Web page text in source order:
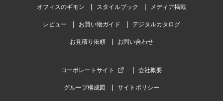
オフィスのギモン スタイルブック メディア掲載
レビュー お買い物ガイド デジタルカタログ
お見積り依頼 お問い合わせ
コーポレートサイト 会社概要
グループ構成図 サイトポリシー